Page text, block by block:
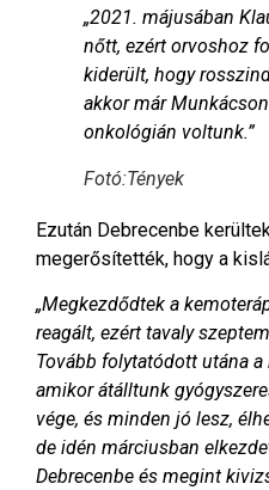
„2021. májusában
nőtt, ezért orvoshoz
kiderült, hogy
akkor már
onkológián voltunk.”
Fotó:Tények
Ezután Debrecenbe
megerősítették, hogy a
„Megkezdődtek a
reagált, ezért tavaly
Tovább folytatódott utána
amikor átálltunk
vége, és minden jó lesz,
de idén márciusban
Debrecenbe és megint